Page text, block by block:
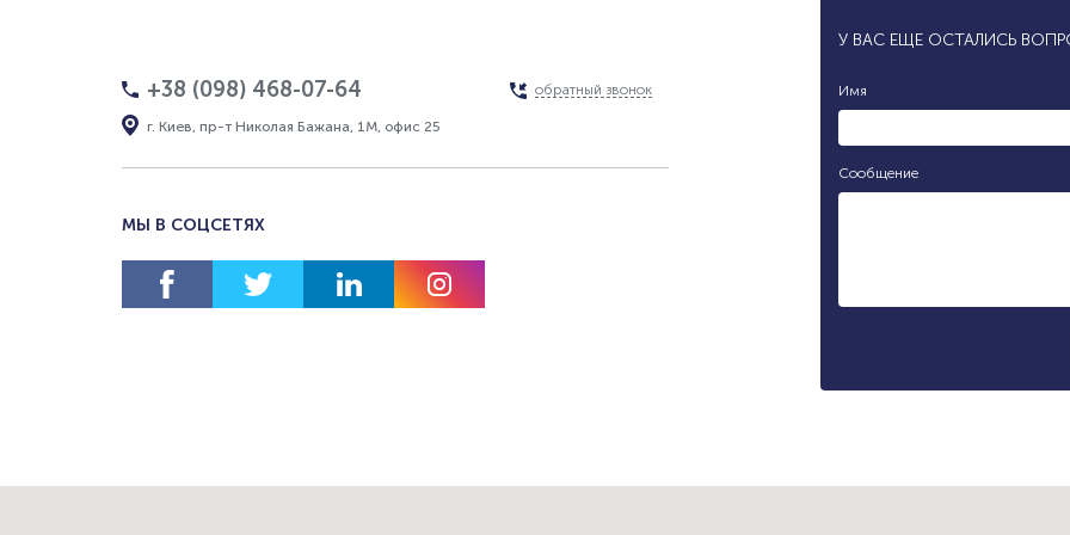
+38 (098) 468-07-64
г. Киев, пр-т Николая Бажана, 1М, офис 25
обратный звонок
МЫ В СОЦСЕТЯХ
У ВАС ЕЩЕ ОСТАЛИСЬ
Имя
Сообщение